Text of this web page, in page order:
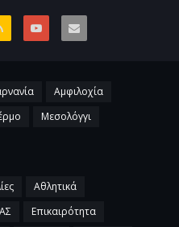
Αμφιλοχία
Μεσολόγγι
Αθλητικά
Επικαιρότητα